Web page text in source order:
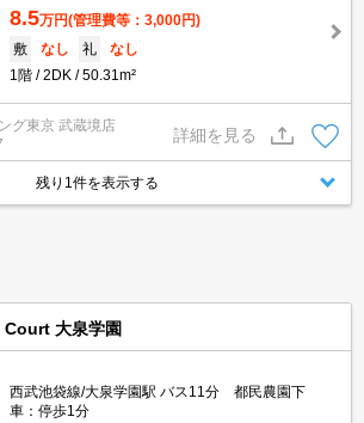
8.5万円(管理費等：3,000円)
敷
なし 礼
なし
1階
2DK 50.31m²
グ東京 武蔵境店
詳細を見る
残り1件を表示する
大泉学園
西武池袋線/大泉学園駅 バス11分 都民農園下
車：停歩1分